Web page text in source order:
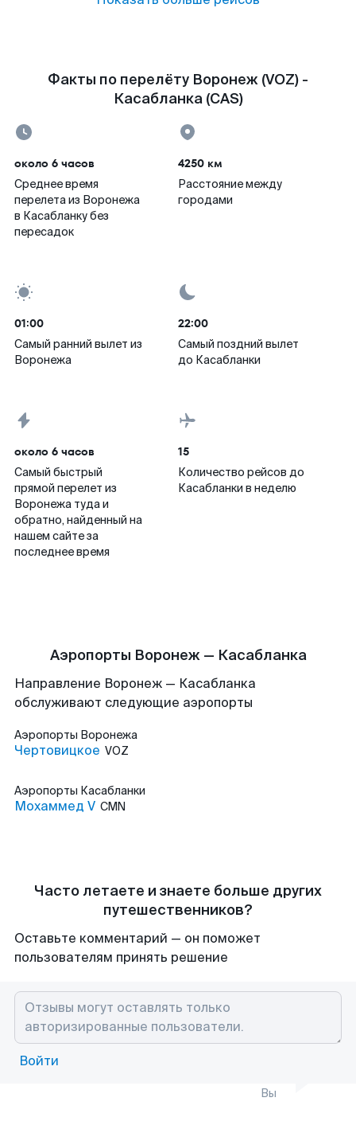
Факты по перелёту Воронеж (VOZ) -
Касабланка (CAS)
около 6 часов
Среднее время
перелета из Воронежа
в Касабланку без
пересадок
4250 км
Расстояние между
городами
01:00
Самый ранний вылет из
Воронежа
22:00
Самый поздний вылет
до Касабланки
около 6 часов
Самый быстрый
прямой перелет из
Воронежа туда и
обратно, найденный на
нашем сайте за
последнее время
15
Количество рейсов до
Касабланки в неделю
Аэропорты Воронеж — Касабланка
Направление Воронеж — Касабланка
обслуживают следующие аэропорты
Аэропорты Воронежа
Чертовицкое VOZ
Аэропорты Касабланки
Мохаммед V CMN
Часто летаете и знаете больше других
путешественников?
Оставьте комментарий — он поможет
пользователям принять решение
Войти
Вы